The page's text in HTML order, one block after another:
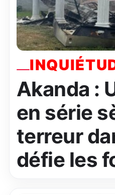
Akanda :
en série
terreur
défie les